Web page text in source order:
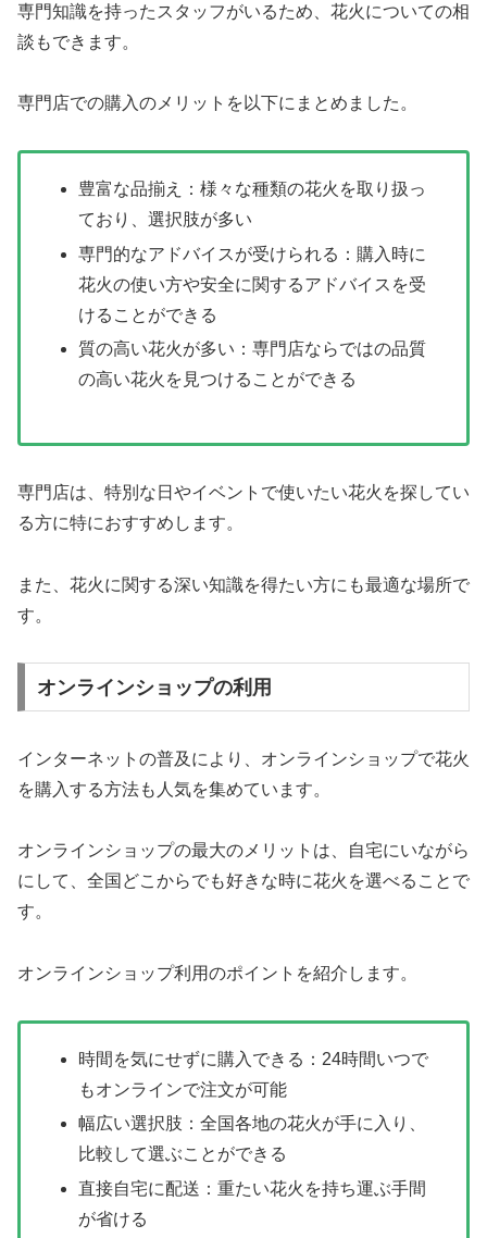
専門知識を持ったスタッフがいるため、花火についての相
談もできます。
専門店での購入のメリットを以下にまとめました。
豊富な品揃え：様々な種類の花火を取り扱っ
ており、選択肢が多い
専門的なアドバイスが受けられる：購入時に
花火の使い方や安全に関するアドバイスを受
けることができる
質の高い花火が多い：専門店ならではの品質
の高い花火を見つけることができる
専門店は、特別な日やイベントで使いたい花火を探してい
る方に特におすすめします。
また、花火に関する深い知識を得たい方にも最適な場所で
す。
オンラインショップの利用
インターネットの普及により、オンラインショップで花火
を購入する方法も人気を集めています。
オンラインショップの最大のメリットは、自宅にいながら
にして、全国どこからでも好きな時に花火を選べることで
す。
オンラインショップ利用のポイントを紹介します。
時間を気にせずに購入できる：24時間いつで
もオンラインで注文が可能
幅広い選択肢：全国各地の花火が手に入り、
比較して選ぶことができる
直接自宅に配送：重たい花火を持ち運ぶ手間
が省ける